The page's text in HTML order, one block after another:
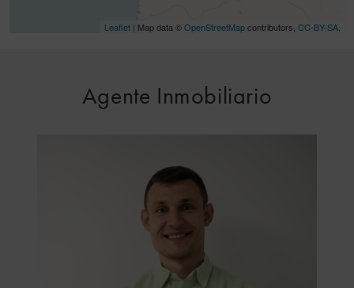
Leaflet | Map data ©OpenStreetMapcontributors, CC-BY-SA,
Agente Inmobiliario